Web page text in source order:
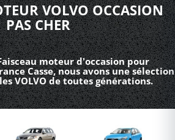
VOLVO OCCASION
PAS CHER
moteur d'occasion pour
Casse, nous avons une sélection
VOLVO de toutes générations.